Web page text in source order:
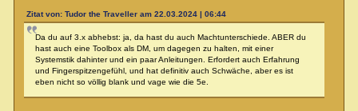
Zitat von: Tudor the Traveller am 22.03.2024 | 06:44
Da du auf 3.x abhebst: ja, da hast du auch Machtunterschiede. ABER du
hast auch eine Toolbox als DM, um dagegen zu halten, mit einer
Systemstik dahinter und ein paar Anleitungen. Erfordert auch Erfahrung
und Fingerspitzengefühl, und hat definitiv auch Schwäche, aber es ist
eben nicht so völlig blank und vage wie die 5e.